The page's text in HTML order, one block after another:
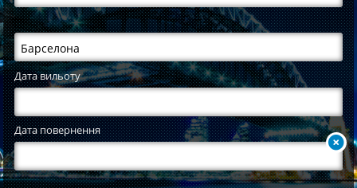
Дата вильоту
Дата повернення